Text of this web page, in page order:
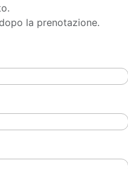
la prenotazione.